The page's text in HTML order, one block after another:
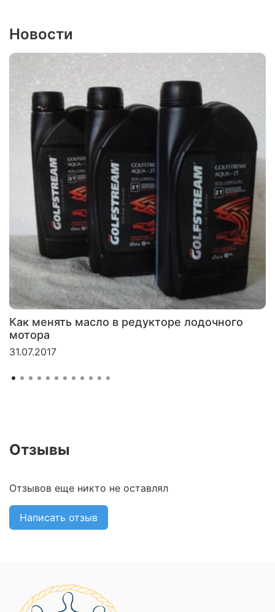
Новости
Как менять масло в редукторе лодочного
мотора
31.07.2017
Отзывы
Отзывов еще никто не оставлял
Написать отзыв